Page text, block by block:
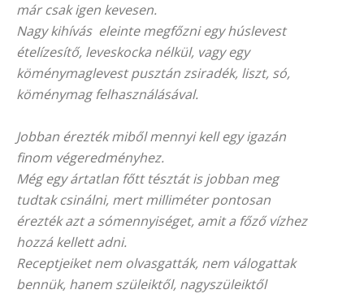
már csak igen kevesen.
Nagy kihívás eleinte megfőzni egy húslevest
ételízesítő, leveskocka nélkül, vagy egy
köménymaglevest pusztán zsiradék, liszt, só,
köménymag felhasználásával.
Jobban érezték miből mennyi kell egy igazán
finom végeredményhez.
Még egy ártatlan főtt tésztát is jobban meg
tudtak csinálni, mert milliméter pontosan
érezték azt a sómennyiséget, amit a főző vízhez
hozzá kellett adni.
Receptjeiket nem olvasgatták, nem válogattak
bennük, hanem szüleiktől, nagyszüleiktől